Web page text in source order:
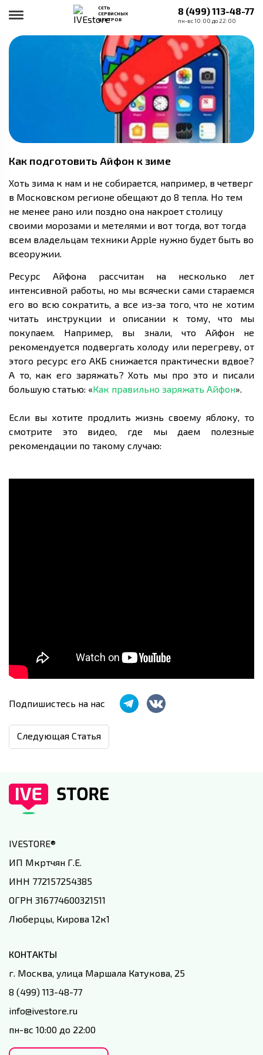
СЕТЬ
СЕРВИСНЫХ
ЦЕНТРОВ
8 (499) 113-48-77
пн-вс 10:00 до 22:00
Как подготовить Айфон к зиме
Хоть зима к нам и не собирается, например, в четверг
в Московском регионе обещают до 8 тепла. Но тем
не менее рано или поздно она накроет столицу
своими морозами и метелями и вот тогда, вот тогда
всем владельцам техники Apple нужно будет быть во
всеоружии.
Ресурс Айфона рассчитан на несколько лет
интенсивной работы, но мы всячески сами стараемся
его во всю сократить, а все из-за того, что не хотим
читать инструкции и описании к тому, что мы
покупаем. Например, вы знали, что Айфон не
рекомендуется подвергать холоду или перегреву, от
этого ресурс его АКБ снижается практически вдвое?
А то, как его заряжать? Хоть мы про это и писали
большую статью: «Как правильно заряжать Айфон».
Если вы хотите продлить жизнь своему яблоку, то
смотрите это видео, где мы даем полезные
рекомендации по такому случаю:
Подпишистесь на нас
Следующая Статья
IVESTORE®
ИП Мкртчян Г.Е.
ИНН 772157254385
ОГРН 316774600321511
Люберцы, Кирова 12к1
КОНТАКТЫ
г. Москва, улица Маршала Катукова, 25
8 (499) 113-48-77
info@ivestore.ru
пн-вс 10:00 до 22:00